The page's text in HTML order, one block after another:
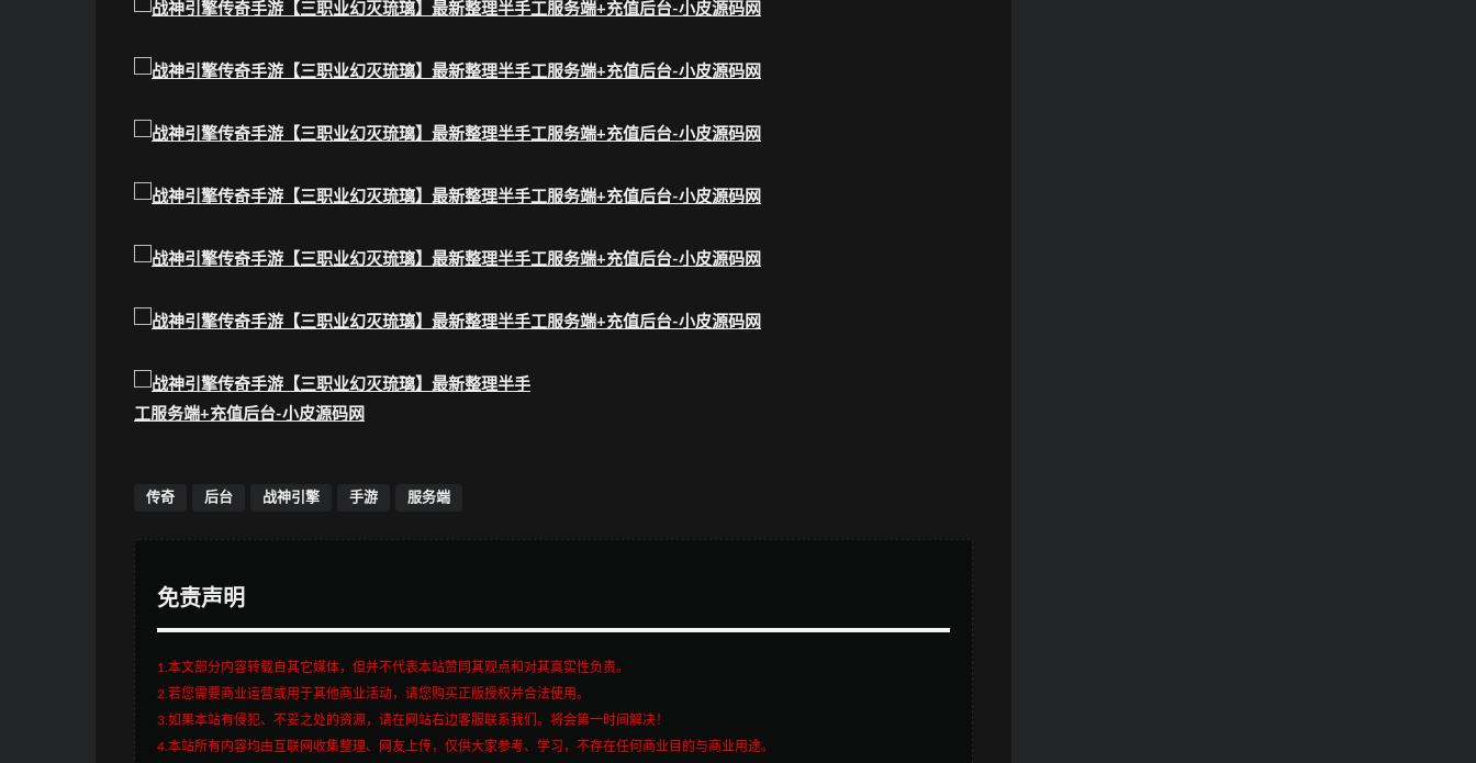
传奇 后台 战神引擎 手游 服务端
免责声明
1.本文部分内容转载自其它媒体，但并不代表本站赞同其观点和对其真实性负责。
2.若您需要商业运营或用于其他商业活动，请您购买正版授权并合法使用。
3.如果本站有侵犯、不妥之处的资源，请在网站右边客服联系我们。将会第一时间解决！
4.本站所有内容均由互联网收集整理、网友上传，仅供大家参考、学习，不存在任何商业目的与商业用途。